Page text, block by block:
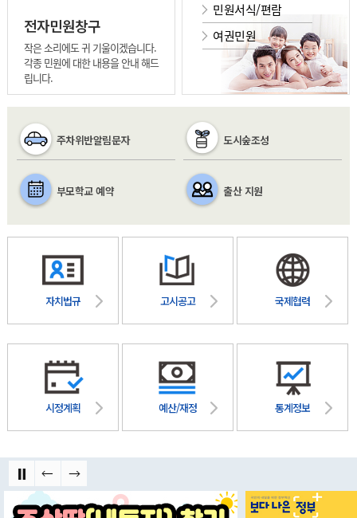
전자민원창구
작은 소리에도 귀 기울이겠습니다.
각종 민원에 대한 내용을 안내 해드
립니다.
민원서식/편람
여권민원
주차위반알림문자
부모학교 예약
도시숲조성
출산 지원
자치법규 고시공고 국제협력
시정계획 예산/재정 통계정보